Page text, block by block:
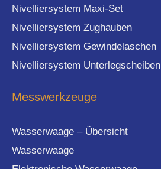
Nivelliersystem Maxi-Set
Nivelliersystem Zughauben
Nivelliersystem Gewindelaschen
Nivelliersystem Unterlegscheiben
Messwerkzeuge
Wasserwaage – Übersicht
Wasserwaage